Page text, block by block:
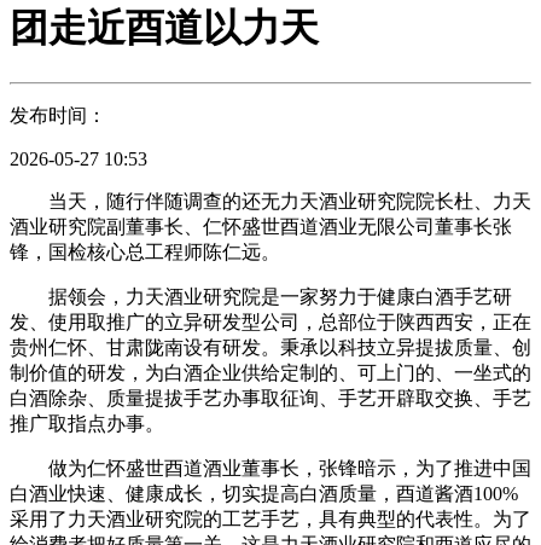
团走近酉道以力天
发布时间：
2026-05-27 10:53
当天，随行伴随调查的还无力天酒业研究院院长杜、力天
酒业研究院副董事长、仁怀盛世酉道酒业无限公司董事长张
锋，国检核心总工程师陈仁远。
据领会，力天酒业研究院是一家努力于健康白酒手艺研
发、使用取推广的立异研发型公司，总部位于陕西西安，正在
贵州仁怀、甘肃陇南设有研发。秉承以科技立异提拔质量、创
制价值的研发，为白酒企业供给定制的、可上门的、一坐式的
白酒除杂、质量提拔手艺办事取征询、手艺开辟取交换、手艺
推广取指点办事。
做为仁怀盛世酉道酒业董事长，张锋暗示，为了推进中国
白酒业快速、健康成长，切实提高白酒质量，酉道酱酒100%
采用了力天酒业研究院的工艺手艺，具有典型的代表性。为了